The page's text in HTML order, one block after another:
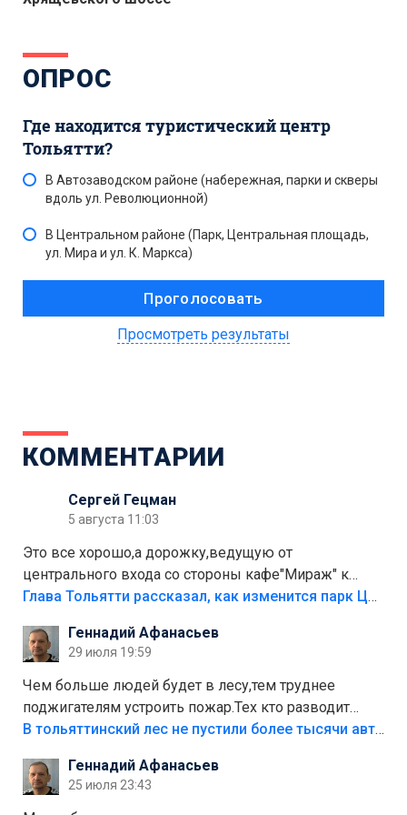
ОПРОС
Где находится туристический центр
Тольятти?
В Автозаводском районе (набережная, парки и скверы
вдоль ул. Революционной)
В Центральном районе (Парк, Центральная площадь,
ул. Мира и ул. К. Маркса)
Просмотреть результаты
КОММЕНТАРИИ
Сергей Гецман
5 августа 11:03
Это все хорошо,а дорожку,ведущую от
центрального входа со стороны кафе"Мираж" к
аттракционам слабо доделать?А то бордюры
лежала в парке и испортилась.Да еще,видимо,часть
украли.
Глава Тольятти рассказал, как изменится парк Центрального района
Геннадий Афанасьев
29 июля 19:59
Чем больше людей будет в лесу,тем труднее
поджигателям устроить пожар.Тех кто разводит
костры,тех надо безбожно штрафовать.Камер полно
Штрафы мизерные.
В тольяттинский лес не пустили более тысячи автомобилей
Геннадий Афанасьев
25 июля 23:43